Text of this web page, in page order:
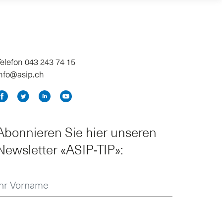
043 243 74 15
Sie hier unseren
«ASIP-TIP»: